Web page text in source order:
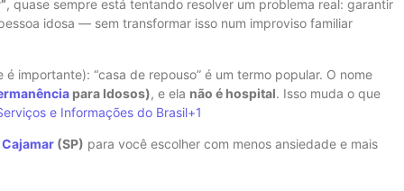
, quase sempre está tentando resolver um problema real: garantir
idosa — sem transformar isso num improviso familiar
importante): “casa de repouso” é um termo popular. O nome
para Idosos), e ela não é hospital. Isso muda o que
e Informações do Brasil+1
Cajamar (SP) para você escolher com menos ansiedade e mais